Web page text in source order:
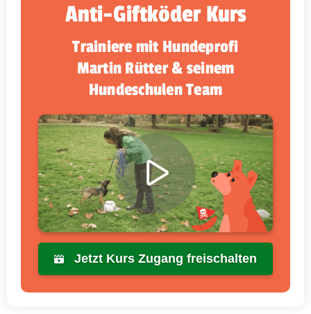
Anti-Giftköder Kurs
Trainiere mit Hundeprofi
Martin Rütter & seinem
Hundeschulen Team
Jetzt Kurs Zugang freischalten